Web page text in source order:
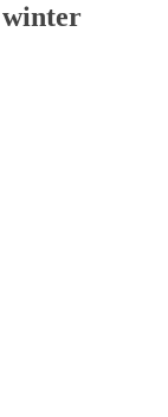
winter